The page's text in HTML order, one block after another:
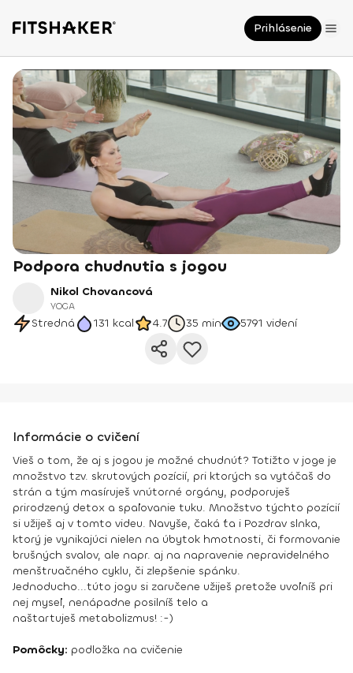
Prihlásenie
Podpora chudnutia s jogou
Nikol Chovancová
YOGA
Stredná 131 kcal 4.7 35 min 5791 videní
Informácie o cvičení
Vieš o tom, že aj s jogou je možné chudnúť? Totižto v joge je
množstvo tzv. skrutových pozícií, pri ktorých sa vytáčaš do
strán a tým masíruješ vnútorné orgány, podporuješ
prirodzený detox a spaľovanie tuku. Množstvo týchto pozícií
si užiješ aj v tomto videu. Navyše, čaká ťa i Pozdrav slnka,
ktorý je vynikajúci nielen na úbytok hmotnosti, či formovanie
brušných svalov, ale napr. aj na napravenie nepravidelného
menštruačného cyklu, či zlepšenie spánku.
Jednoducho...túto jogu si zaručene užiješ pretože uvoľníš pri
nej myseľ, nenápadne posilníš telo a
naštartuješ metabolizmus! :-)
Pomôcky: podložka na cvičenie